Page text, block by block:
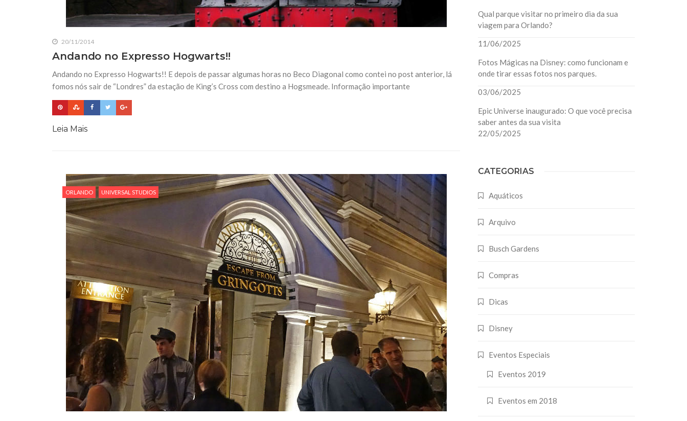
20/11/2014
Andando no Expresso Hogwarts!!
Andando no Expresso Hogwarts!! E depois de passar algumas horas no Beco Diagonal como contei no post anterior, lá
fomos nós sair de “Londres” da estação de King’s Cross com destino a Hogsmeade. Informação importante
Leia Mais
ORLANDO UNIVERSAL STUDIOS
Qual parque visitar no primeiro dia da sua
viagem para Orlando?
11/06/2025
Fotos Mágicas na Disney: como funcionam e
onde tirar essas fotos nos parques.
03/06/2025
Epic Universe inaugurado: O que você precisa
saber antes da sua visita
22/05/2025
CATEGORIAS
Aquáticos
Arquivo
Busch Gardens
Compras
Dicas
Disney
Eventos Especiais
Eventos 2019
Eventos em 2018